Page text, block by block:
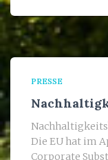
PRESSE
Die EU hat im
Corporate